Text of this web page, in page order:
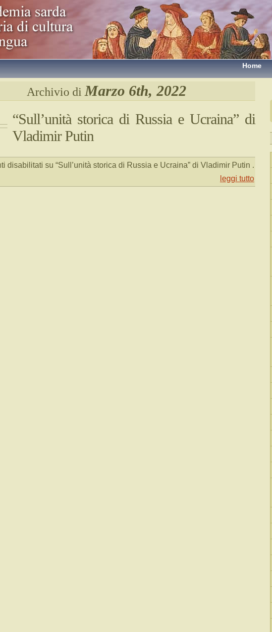
Home
Archivio di Marzo 6th, 2022
“Sull’unità storica di Russia e Ucraina” di
Vladimir Putin
disabilitati su “Sull’unità storica di Russia e Ucraina” di Vladimir Putin .
leggi tutto